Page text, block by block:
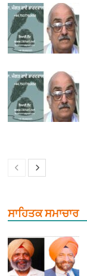
ਸਾਹਿਤਕ ਸਮਾਚਾਰ